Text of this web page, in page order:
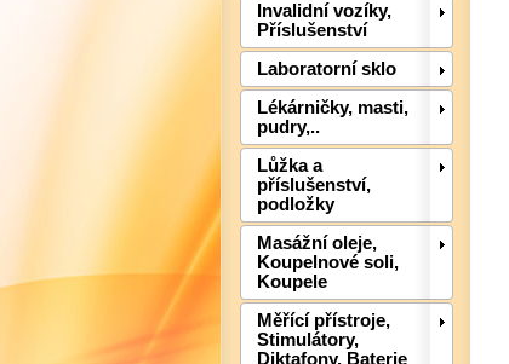
Invalidní vozíky,
Příslušenství
Laboratorní sklo
Lékárničky, masti,
pudry,..
Lůžka a
příslušenství,
podložky
Masážní oleje,
Koupelnové soli,
Koupele
Měřící přístroje,
Stimulátory,
Diktafony, Baterie